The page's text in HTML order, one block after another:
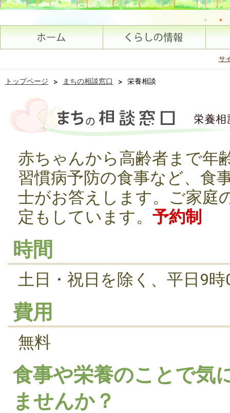
サ
トップページ > まちの相談窓口 > 栄養相談
赤ちゃんから高齢者まで年
習慣病予防の食事など、食
士がお答えします。ご家庭
定もしています。 予約制
時間
土日・祝日を除く、平日9
費用
無料
食事や栄養のことで気
ませんか？